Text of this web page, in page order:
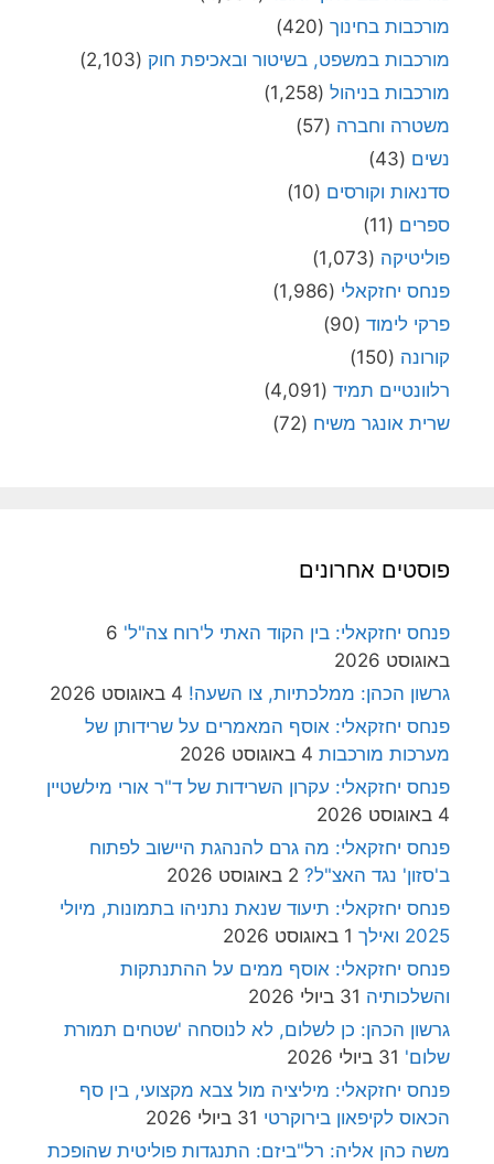
מורכבות בחינוך (420)
מורכבות במשפט, בשיטור ובאכיפת חוק (2,103)
מורכבות בניהול (1,258)
משטרה וחברה (57)
נשים (43)
סדנאות וקורסים (10)
ספרים (11)
פוליטיקה (1,073)
פנחס יחזקאלי (1,986)
פרקי לימוד (90)
קורונה (150)
רלוונטיים תמיד (4,091)
שרית אונגר משיח (72)
פוסטים אחרונים
פנחס יחזקאלי: בין הקוד האתי ל'רוח צה"ל' 6
באוגוסט 2026
גרשון הכהן: ממלכתיות, צו השעה! 4 באוגוסט 2026
פנחס יחזקאלי: אוסף המאמרים על שרידותן של
מערכות מורכבות 4 באוגוסט 2026
פנחס יחזקאלי: עקרון השרידות של ד"ר אורי מילשטיין
4 באוגוסט 2026
פנחס יחזקאלי: מה גרם להנהגת היישוב לפתוח
ב'סזון' נגד האצ"ל? 2 באוגוסט 2026
פנחס יחזקאלי: תיעוד שנאת נתניהו בתמונות, מיולי
2025 ואילך
1 באוגוסט 2026
פנחס יחזקאלי: אוסף ממים על ההתנתקות
והשלכותיה 31 ביולי 2026
גרשון הכהן: כן לשלום, לא לנוסחה 'שטחים תמורת
שלום' 31 ביולי 2026
פנחס יחזקאלי: מיליציה מול צבא מקצועי, בין סף
הכאוס לקיפאון בירוקרטי 31 ביולי 2026
משה כהן אליה: רל"ביזם: התנגדות פוליטית שהופכת